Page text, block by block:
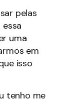
pelas
uma
em
isso
tenho me